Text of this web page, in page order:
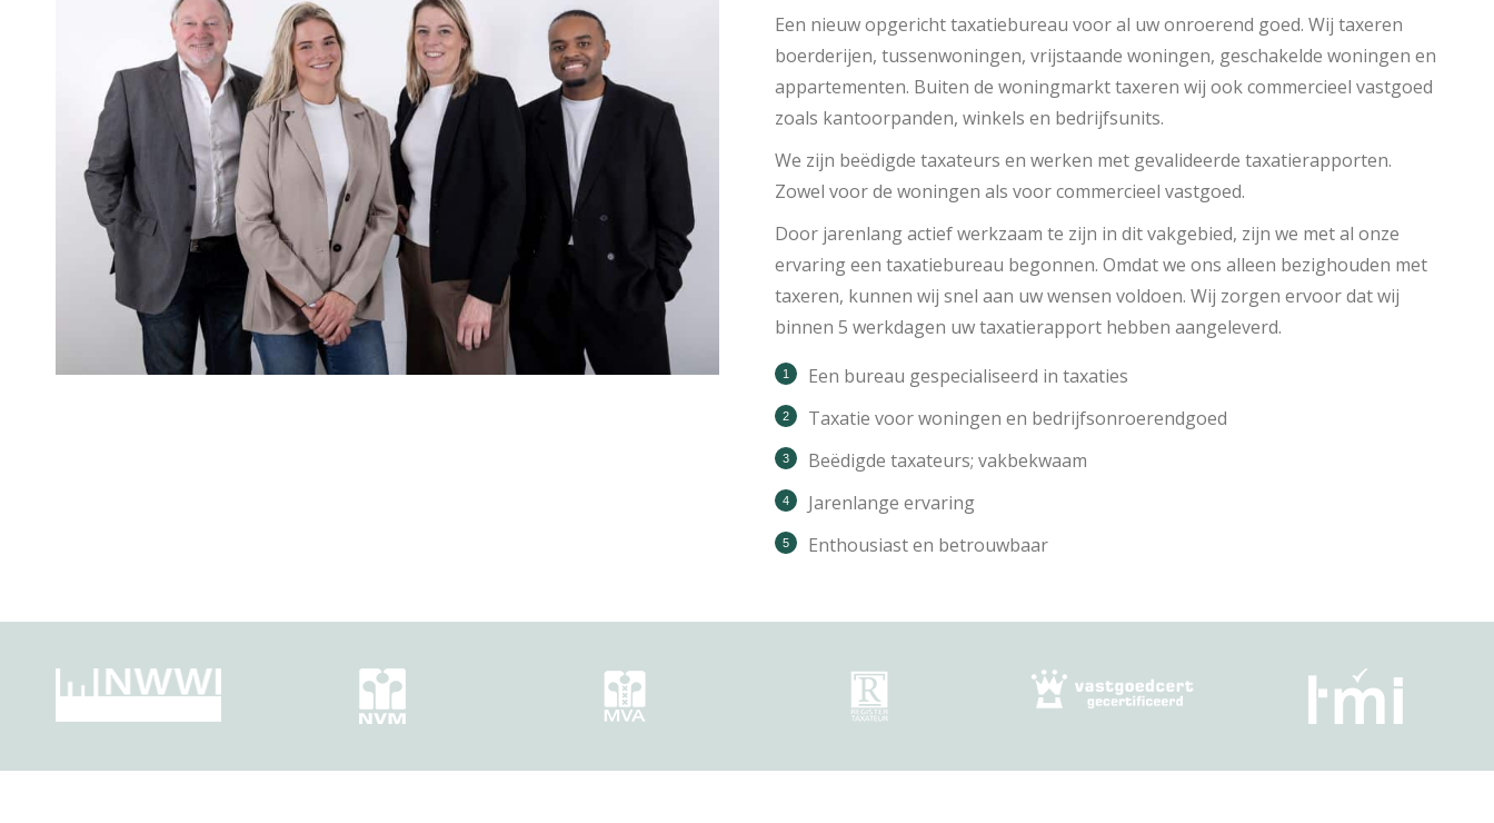
Een nieuw opgericht taxatiebureau voor al uw onroerend goed. Wij taxeren
boerderijen, tussenwoningen, vrijstaande woningen, geschakelde woningen en
appartementen. Buiten de woningmarkt taxeren wij ook commercieel vastgoed
zoals kantoorpanden, winkels en bedrijfsunits.
We zijn beëdigde taxateurs en werken met gevalideerde taxatierapporten.
Zowel voor de woningen als voor commercieel vastgoed.
Door jarenlang actief werkzaam te zijn in dit vakgebied, zijn we met al onze
ervaring een taxatiebureau begonnen. Omdat we ons alleen bezighouden met
taxeren, kunnen wij snel aan uw wensen voldoen. Wij zorgen ervoor dat wij
binnen 5 werkdagen uw taxatierapport hebben aangeleverd.
Een bureau gespecialiseerd in taxaties
Taxatie voor woningen en bedrijfsonroerendgoed
Beëdigde taxateurs; vakbekwaam
Jarenlange ervaring
Enthousiast en betrouwbaar